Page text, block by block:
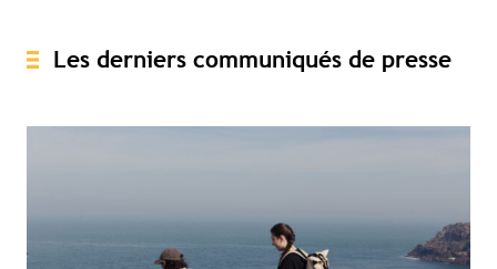
Les derniers communiqués de presse